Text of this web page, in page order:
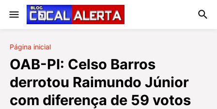
Página inicial
OAB-PI: Celso Barros
derrotou Raimundo Júnior
com diferença de 59 votos